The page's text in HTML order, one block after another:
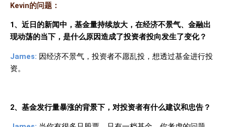
Kevin的问题：
1、近日的新闻中，基金量持续放大，在经济不景气、金融出
现动荡的当下，是什么原因造成了投资者投向发生了变化？
James: 因经济不景气，投资者不愿乱投，想透过基金进行投
资。
2、基金发行量暴涨的背景下，对投资者有什么建议和忠告？